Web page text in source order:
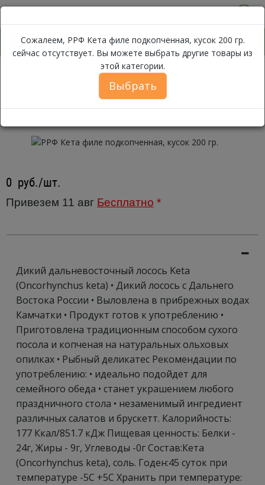
Кета РРФ Кета филе подкопченная,
Сожалеем, РРФ Кета филе подкопченная, кусок 200 гр.
сейчас отсутствует. Вы можете выбрать другие товары из
этой категории.
Выбрать
РРФ Кета филе подкопченная,
кусок 200 гр.
0 руб./шт.
Привезем 11 авг Бесплатно *
Дикий дальневосточный лосось Keta
(Oncorhynchus keta) • Дикий лосось с Дальнего
Востока России • Выловлена в прибрежных водах
Камчатки • Продукт готов к употреблению •
Приготовлена традиционным способом сухого
посола и копченая на натуральных ольховых
опилках • Рыбный деликатес Рекомендации по
употреблению: • идеально подойдет для
семейного обеда • станет украшением любого
праздничного стола • незаменимый ингредиент
различных салатов и брускетт. Калорийность:
177 Ккал/851.7 кДж Пищевая ценность: Белки -
24г, Жиры - 9г, Углеводы -0г Состав:Кета
(Oncorhynchus keta), соль. Годен:45 суток при
температуре -5С +5С Хранить при температуре: